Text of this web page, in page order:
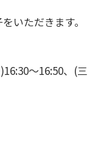
いただきます。
～16:50、(三